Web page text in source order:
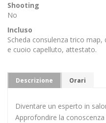
Shooting
No
Incluso
Scheda consulenza trico
e cuoio capelluto, attestato.
Descrizione Orari
Diventare un esperto in
Approfondire la